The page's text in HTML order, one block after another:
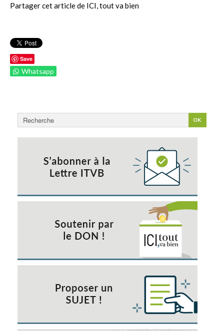
OK
Rechercher
Partager cet article de ICI, tout va bien
Save
Whatsapp